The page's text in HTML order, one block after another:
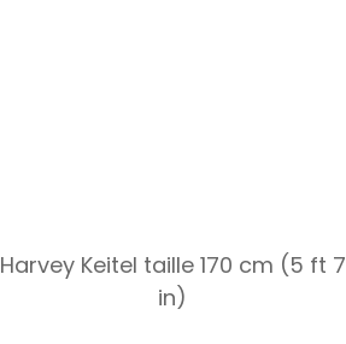
Harvey Keitel taille 170 cm (5 ft 7
in)